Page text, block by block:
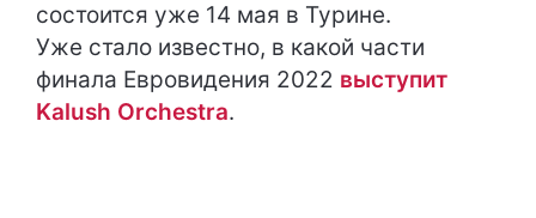
состоится уже 14 мая в Турине.
Уже стало известно, в какой части
финала Евровидения 2022 выступит
Kalush Orchestra.